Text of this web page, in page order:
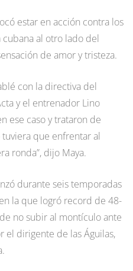
estar en acción contra los
al otro lado del
de amor y tristeza.
con la directiva del
y el entrenador Lino
ese caso y trataron de
que enfrentar al
ronda”, dijo Maya.
durante seis temporadas
la que logró record de 48-
no subir al montículo ante
el dirigente de las Águilas,